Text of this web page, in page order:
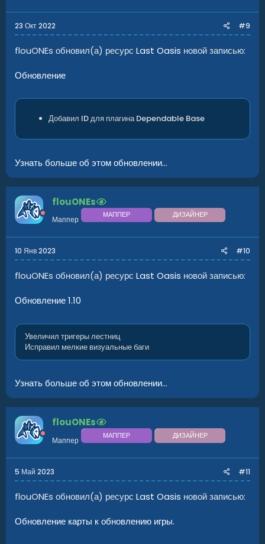
23 Окт 2022 #9
flouONEs обновил(а) ресурс Last Oasis новой записью:
Обновление
Добавил ID для плагина Dependable Base
Узнать больше об этом обновлении...
flouONEs
Маппер МАППЕР ДИЗАЙНЕР
10 Янв 2023 #10
flouONEs обновил(а) ресурс Last Oasis новой записью:
Обновление 1.10
Увеличил тригеры лестниц
Исправил мелкие визуальные баги
Узнать больше об этом обновлении...
flouONEs
Маппер МАППЕР ДИЗАЙНЕР
5 Май 2023 #11
flouONEs обновил(а) ресурс Last Oasis новой записью:
Обновление карты к обновлению игры.